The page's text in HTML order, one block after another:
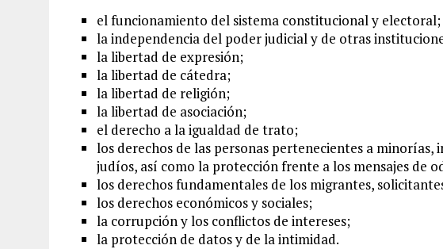
el funcionamiento del sistema constitucional y electoral;
la independencia del poder judicial y de otras
la libertad de expresión;
la libertad de cátedra;
la libertad de religión;
la libertad de asociación;
el derecho a la igualdad de trato;
los derechos de las personas pertenecientes a
judíos, así como la protección frente a los mensajes de
los derechos fundamentales de los migrantes,
los derechos económicos y sociales;
la corrupción y los conflictos de intereses;
la protección de datos y de la intimidad.